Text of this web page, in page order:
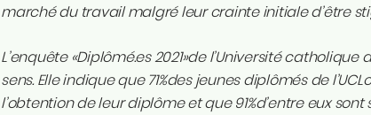
marché du travail malgré leur crainte initiale d’être
L’enquête «Diplômé.es 2021»de l’Université
sens. Elle indique que 71%des jeunes diplômés de
l’obtention de leur diplôme et que 91%d’entre eux